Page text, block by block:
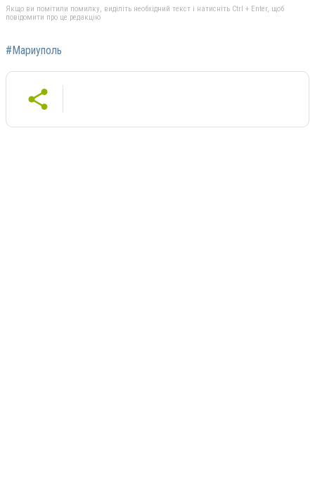
Якщо ви помітили помилку, виділіть необхідний текст і натисніть Ctrl + Enter, щоб
повідомити про це редакцію
#Мариуполь